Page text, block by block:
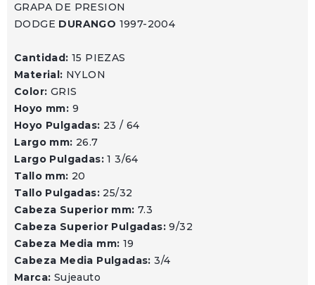
GRAPA DE PRESION
DODGE DURANGO 1997-2004
Cantidad: 15 PIEZAS
Material: NYLON
Color: GRIS
Hoyo mm: 9
Hoyo Pulgadas: 23 / 64
Largo mm: 26.7
Largo Pulgadas:1 3/64
Tallo mm: 20
Tallo Pulgadas: 25/32
Cabeza Superior mm: 7.3
Cabeza Superior Pulgadas:9/32
Cabeza Media mm: 19
Cabeza Media Pulgadas:3/4
Marca: Sujeauto